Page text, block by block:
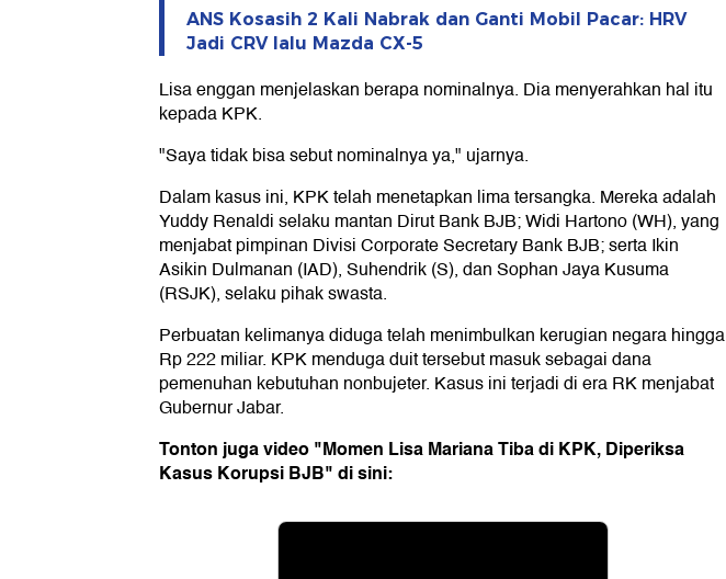
ANS Kosasih 2 Kali Nabrak dan Ganti Mobil Pacar: HRV
Jadi CRV lalu Mazda CX-5
Lisa enggan menjelaskan berapa nominalnya. Dia menyerahkan hal itu
kepada KPK.
"Saya tidak bisa sebut nominalnya ya," ujarnya.
Dalam kasus ini, KPK telah menetapkan lima tersangka. Mereka adalah
Yuddy Renaldi selaku mantan Dirut Bank BJB; Widi Hartono (WH), yang
menjabat pimpinan Divisi Corporate Secretary Bank BJB; serta Ikin
Asikin Dulmanan (IAD), Suhendrik (S), dan Sophan Jaya Kusuma
(RSJK), selaku pihak swasta.
Perbuatan kelimanya diduga telah menimbulkan kerugian negara hingga
Rp 222 miliar. KPK menduga duit tersebut masuk sebagai dana
pemenuhan kebutuhan nonbujeter. Kasus ini terjadi di era RK menjabat
Gubernur Jabar.
Tonton juga video "Momen Lisa Mariana Tiba di KPK, Diperiksa
Kasus Korupsi BJB" di sini: